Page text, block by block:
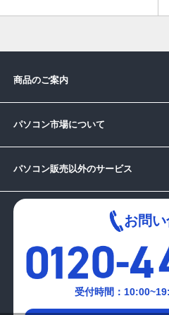
商品のご案内
パソコン市場について
パソコン販売以外のサービス
お問
受付時間：